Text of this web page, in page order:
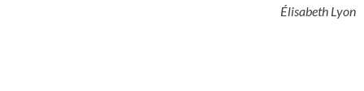
Élisabeth Lyon